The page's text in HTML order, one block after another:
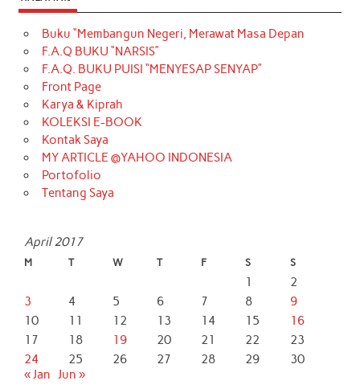
Buku “Membangun Negeri, Merawat Masa Depan
F.A.Q BUKU “NARSIS”
F.A.Q. BUKU PUISI “MENYESAP SENYAP”
Front Page
Karya & Kiprah
KOLEKSI E-BOOK
Kontak Saya
MY ARTICLE @YAHOO INDONESIA
Portofolio
Tentang Saya
April 2017
M T W T F S S
1
2
3
4 5 6 7 8
9
10
11 12 13 14 15
16
17
18 19 20 21 22
23
24
25 26 27 28 29
30
« Jan Jun »